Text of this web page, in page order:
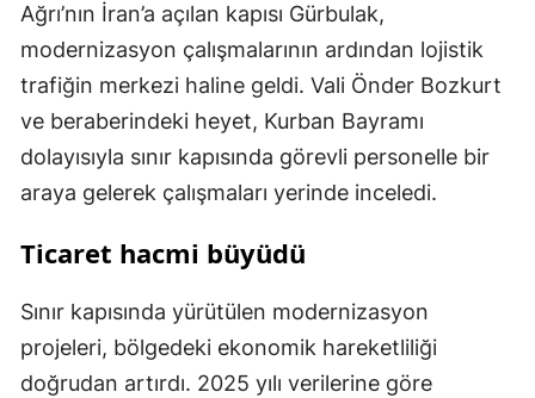
Ağrı’nın İran’a açılan kapısı Gürbulak,
modernizasyon çalışmalarının ardından lojistik
trafiğin merkezi haline geldi. Vali Önder Bozkurt
ve beraberindeki heyet, Kurban Bayramı
dolayısıyla sınır kapısında görevli personelle bir
araya gelerek çalışmaları yerinde inceledi.
Ticaret hacmi büyüdü
Sınır kapısında yürütülen modernizasyon
projeleri, bölgedeki ekonomik hareketliliği
doğrudan artırdı. 2025 yılı verilerine göre